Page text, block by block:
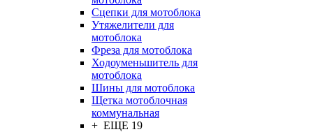
Сцепки для мотоблока
Утяжелители для
мотоблока
Фреза для мотоблока
Ходоуменьшитель для
мотоблока
Шины для мотоблока
Щетка мотоблочная
коммунальная
+ ЕЩЕ 19